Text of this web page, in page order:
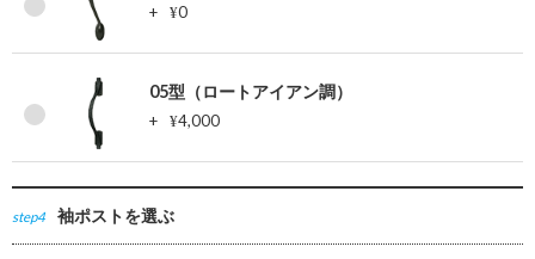
+ ¥0
05型（ロートアイアン調）
+ ¥4,000
step4 袖ポストを選ぶ